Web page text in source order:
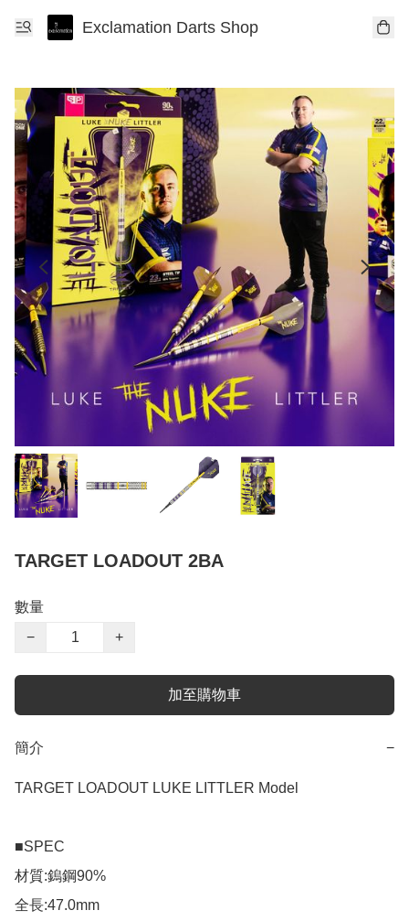
Exclamation Darts Shop
TARGET LOADOUT 2BA
數量
−
+
加至購物車
簡介 −
TARGET LOADOUT LUKE LITTLER Model
■SPEC
材質:鎢鋼90%
全長:47.0mm